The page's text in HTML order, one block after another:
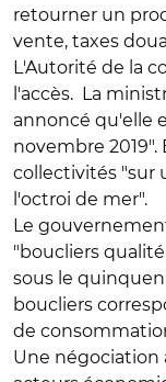
retourner un
vente, taxes
L'Autorité de la
l'accès. La
annoncé qu'elle
novembre 2019".
collectivités "sur
l'octroi de mer".
Le
"boucliers
sous le
boucliers
de
Une négociation